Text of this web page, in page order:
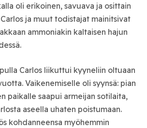
oli erikoinen, savuava ja osittain
ja muut todistajat mainitsivat
ammoniakin kaltaisen hajun
Carlos liikuttui kyyneliin oltuaan
Vaikenemiselle oli syynsä: pian
paikalle saapui armeijan sotilaita,
aseella uhaten poistumaan.
kohdanneensa myöhemmin